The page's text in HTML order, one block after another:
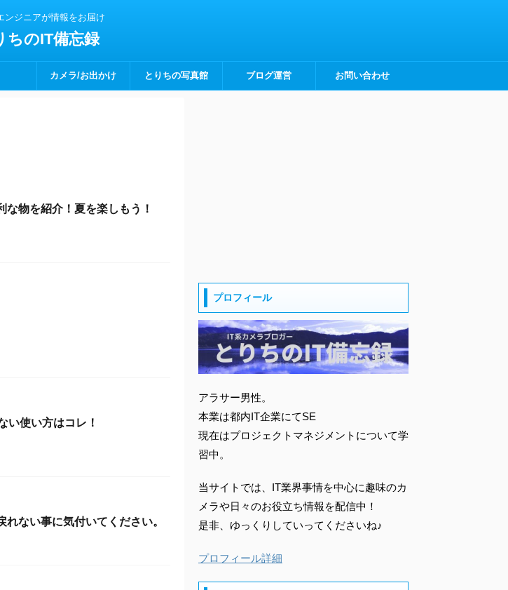
ンジニアが情報をお届け
ちのIT備忘録
カメラ/お出かけ とりちの写真館 ブログ運営 お問い合わせ
物を紹介！夏を楽しもう！
い使い方はコレ！
ない事に気付いてください。
プロフィール
アラサー男性。
本業は都内IT企業にてSE
現在はプロジェクトマネジメントについて学
習中。
当サイトでは、IT業界事情を中心に趣味のカ
メラや日々のお役立ち情報を配信中！
是非、ゆっくりしていってくださいね♪
プロフィール詳細